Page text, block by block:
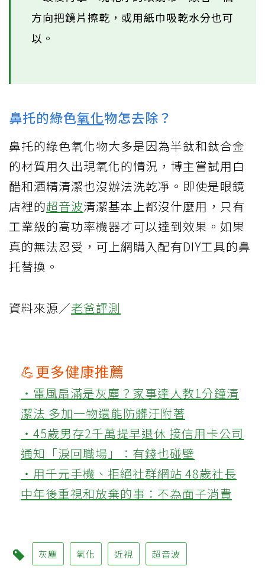
方向把鏡片擦乾，或用紙巾吸乾水分也可
以。
鼻托的綠色氧化物怎去除？
鼻托的綠色氧化物大多是因為半鈦和鈦合金
的材質用久出現氧化的情況，博主嘗試用白
醋和酒精清潔也沒辦法洗乾凈。即使是眼鏡
店裡的超音波清潔基本上都沒什麼用，只有
工業級的高功率機器才可以達到效果。如果
真的無法忍受，可上網購入配有DIY工具的鼻
托替換。
資料來源／老爸評測
💪更多健康推薦
‧電風扇滿是灰塵？家事達人教1分鐘清
潔法 多加一物還能防髒汙附著
‧45歲男存2千萬提早退休 接信用卡公司
通知「淚回職場」：有錢也碰壁
‧用千元手機、拒絕社群網站 48歲社長
中年後重視和放棄的事：不為面子消費
灰塵 氧化 近視 超音波